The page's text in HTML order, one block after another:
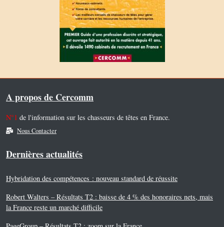
A propos de Cercomm
N°1 de l'information sur les chasseurs de têtes en France.
Nous Contacter
Dernières actualités
Hybridation des compétences : nouveau standard de réussite
Robert Walters – Résultats T2 : baisse de 4 % des honoraires nets, mais
la France reste un marché difficile